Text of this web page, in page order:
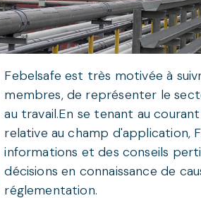
Febelsafe est très motivée à
membres, de représenter le
au travail.En se tenant au
relative au champ d'application,
informations et des conseils
décisions en connaissance de
réglementation.